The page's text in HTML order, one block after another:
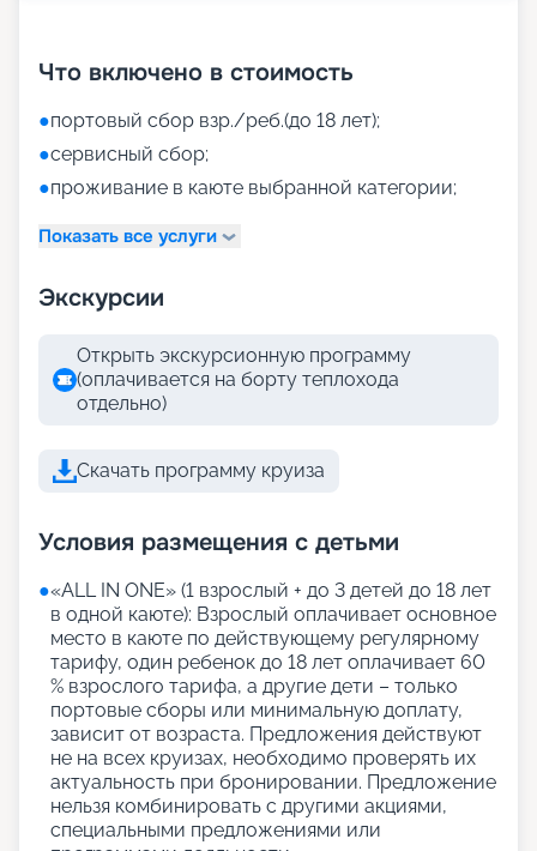
Что включено в стоимость
●портовый сбор взр./реб.(до 18 лет);
●сервисный сбор;
●проживание в каюте выбранной категории;
Показать все услуги
Экскурсии
Открыть экскурсионную программу
(оплачивается на борту теплохода
отдельно)
Скачать программу круиза
Условия размещения с детьми
●«АLL IN ONE» (1 взрослый + до 3 детей до 18 лет
в одной каюте): Взрослый оплачивает основное
место в каюте по действующему регулярному
тарифу, один ребенок до 18 лет оплачивает 60
% взрослого тарифа, а другие дети – только
портовые сборы или минимальную доплату,
зависит от возраста. Предложения действуют
не на всех круизах, необходимо проверять их
актуальность при бронировании. Предложение
нельзя комбинировать с другими акциями,
специальными предложениями или